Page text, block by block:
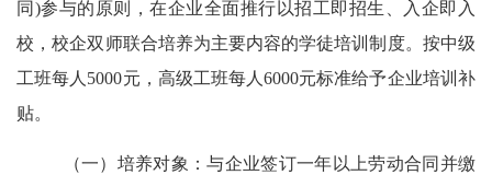
同 )参与的原则，在企业全面推行以招工即招生、入企即入
校，校企双师联合培养为主要内容的学徒培训制度。按中级
工班每人 5000元，高级工班每人6000元标准给予企业培训补
贴。
（一）培养对象：与企业签订一年以上劳动合同并缴